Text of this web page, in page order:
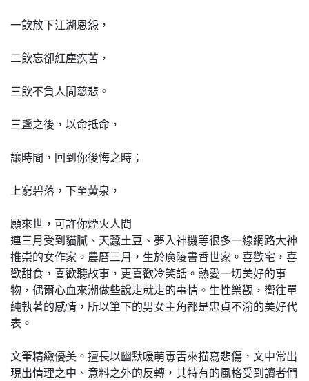
一飲放下江湖恩怨，
二飲忘卻紅塵疾苦，
三飲不負人間慈悲。
三盞之後，以命抵命，
讓時間，回到你後悔之時；
上窮碧落，下至黃泉，
願來世，可許你煙火人間
連三月受到貓膩、天蠶土豆、夢入神機等很多一線網路大神
推崇的女作家。農曆三月，生於廣陵書香世家。喜歡宅，喜
歡甜食，喜歡聽故事，更喜歡冷笑話。熱愛一切美好的事
物，偶爾心血來潮做些說走就走的事情。生性樂觀，嚮往單
純執著的感情，所以筆下的男女主角都是忠貞不渝的美好代
表。
文筆精緻優美。擅長以幽默暖萌毒舌來描寫悲傷，文中常出
現出情理之中、意料之外的反轉，其特有的風格受到讀者們